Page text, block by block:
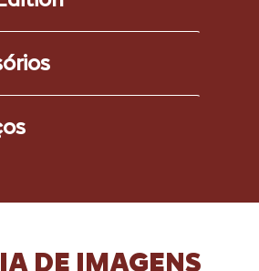
DE IMAGENS